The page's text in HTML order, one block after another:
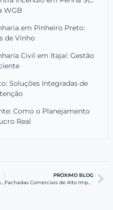
WGB
em Pinheiro Preto:
de Vinho
Civil em Itajaí: Gestão
Soluções Integradas de
Como o Planejamento
Real
Design de Áreas de Lazer: Resistência e Estilo em Família
PRÓXIMO BLOG
Fachadas Comerciais de Alto Impacto na Av. Getúlio Vargas